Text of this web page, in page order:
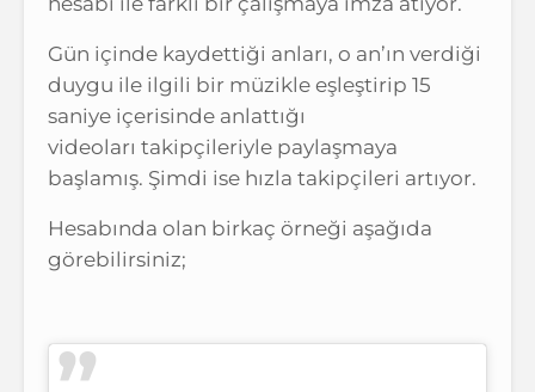
Gün içinde kaydettiği anları, o an’ın verdiği
duygu ile ilgili bir müzikle eşleştirip 15
saniye içerisinde anlattığı
videoları takipçileriyle paylaşmaya
başlamış. Şimdi ise hızla takipçileri artıyor.
Hesabında olan birkaç örneği aşağıda
görebilirsiniz;